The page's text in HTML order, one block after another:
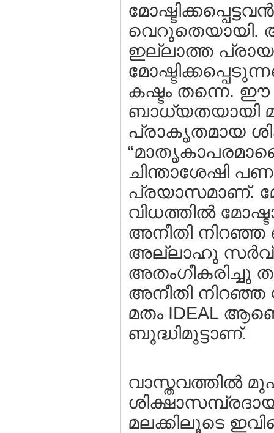
വെറുതെയായി.
ഇല്ലാത്ത
കഷ്ടം തന്നെ.
ബാധ്യതയായി
പ്രാകൃതമായ
ചിന്താശേഷി
പ്രയാസമാണ്.
വിധത്തില്‍
അനീതി
അല്ലാഹു
അതംഗീകരിച്ചു
അനീതി നിറഞ്ഞ
മതം IDEAL
ബുദ്ധിമുട്ടാണ്.
വാസ്തവത്തില്‍
മലക്കിലൂടെ